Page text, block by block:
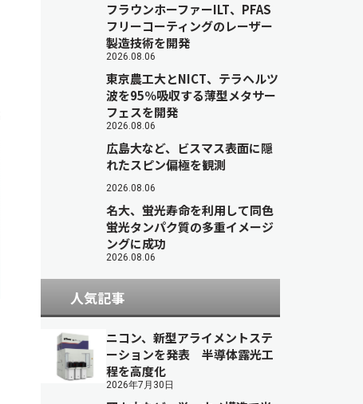
フラウンホーファーILT、PFAS
フリーコーティングのレーザー
製造技術を開発
2026.08.06
東京農工大とNICT、テラヘルツ
波を95％吸収する薄型メタサー
フェスを開発
2026.08.06
広島大など、ビスマス表面に隠
れたスピン偏極を観測
2026.08.06
名大、蛍光寿命を利用して同色
蛍光タンパク質の多重イメージ
ングに成功
2026.08.06
人気記事
ニコン、新型アライメントステ
ーションを発表 半導体露光工
程を高度化
2026年7月30日